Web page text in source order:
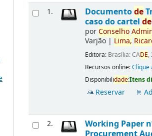
1. Documentode
caso do cartelde
porConselho
Varjão | Lima,
Editora: Brasília: CADE,
Recursos online:Clique
Disponibilidade:Itens
Reservar
2. Working Paper